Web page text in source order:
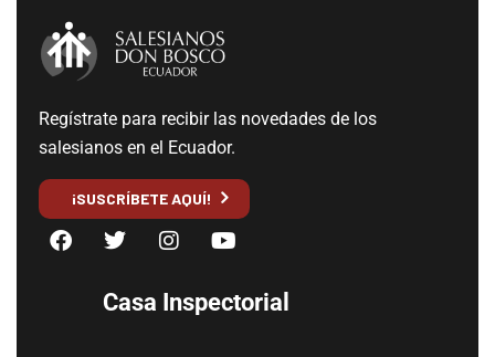
Regístrate para recibir las novedades de los
salesianos en el Ecuador.
¡SUSCRÍBETE AQUÍ!
Casa Inspectorial